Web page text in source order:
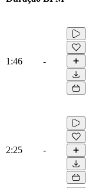
1:46 -
2:25 -